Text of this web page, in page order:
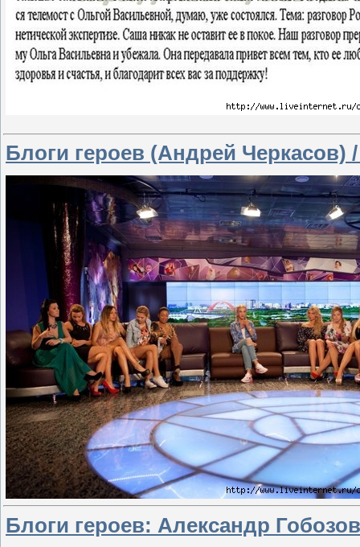
Блоги героев (Андрей Черкасов)
Блоги героев: Александр